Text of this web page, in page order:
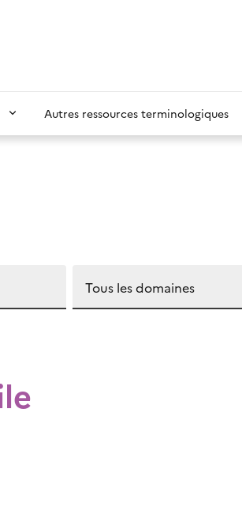
Autres ressources terminologiques